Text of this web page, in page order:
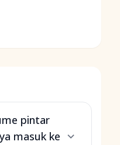
pintar
masuk ke